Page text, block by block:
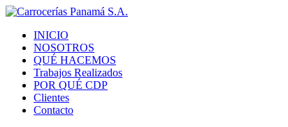
INICIO
NOSOTROS
QUÉ HACEMOS
Trabajos Realizados
POR QUÉ CDP
Clientes
Contacto